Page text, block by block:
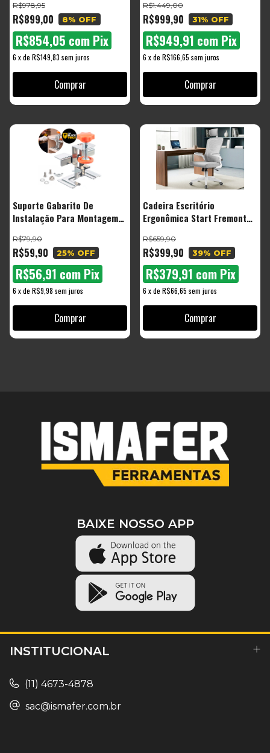
Ergonômica 150kg Vce-01
Veronna Cor Preto
R$899,00
R$978,95
8% OFF
6 xde R$149,83 sem juros
R$854,05 com Pix
Suporte Lombar Adaptável
Apoio Para Pés Retrátil
R$999,90
R$1.449,00
31% OFF
6 xde R$166,65 sem juros
R$949,91 com Pix
Suporte Gabarito De
Instalação Para Montagem
Mdf - The Black Tools
R$59,90
R$79,90
25% OFF
6 xde R$9,98 sem juros
R$56,91 com Pix
Cadeira Escritório
Ergonômica Start Fremont
Lombar Encosto Ajustável
Malha Respirável Cor Branco
R$399,90
R$659,90
39% OFF
6 xde R$66,65 sem juros
R$379,91 com Pix
INSTITUCIONAL
(11) 4673-4878
sac@ismafer.com.br
BAIXE NOSSO APP